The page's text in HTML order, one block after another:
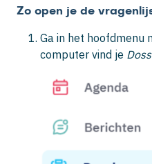
Zo open je de
Ga in het hoofdmenu
computer vind je